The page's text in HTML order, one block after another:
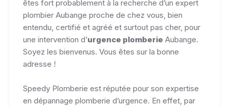
êtes fort probablement à la recherche d’un expert
plombier Aubange proche de chez vous, bien
entendu, certifié et agréé et surtout pas cher, pour
une intervention d’urgence plomberie Aubange.
Soyez les bienvenus. Vous êtes sur la bonne
adresse !
Speedy Plomberie est réputée pour son expertise
en dépannage plomberie d’urgence. En effet, par